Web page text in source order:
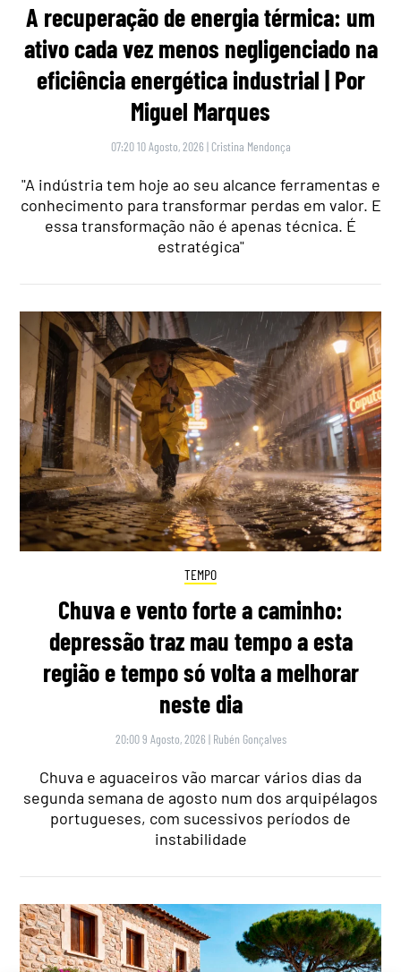
A recuperação de energia térmica: um
ativo cada vez menos negligenciado na
eficiência energética industrial | Por
Miguel Marques
07:20 10 Agosto, 2026 | Cristina Mendonça
"A indústria tem hoje ao seu alcance ferramentas e
conhecimento para transformar perdas em valor. E
essa transformação não é apenas técnica. É
estratégica"
TEMPO
Chuva e vento forte a caminho:
depressão traz mau tempo a esta
região e tempo só volta a melhorar
neste dia
20:00 9 Agosto, 2026 | Rubén Gonçalves
Chuva e aguaceiros vão marcar vários dias da
segunda semana de agosto num dos arquipélagos
portugueses, com sucessivos períodos de
instabilidade